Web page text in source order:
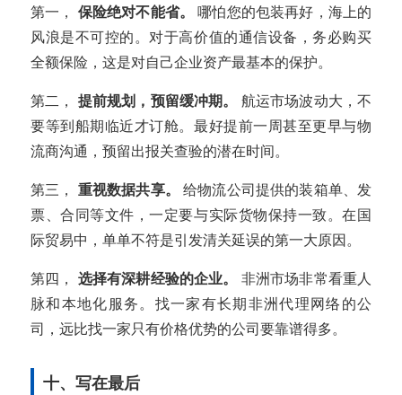
第一， 保险绝对不能省。哪怕您的包装再好，海上的
风浪是不可控的。对于高价值的通信设备，务必购买
全额保险，这是对自己企业资产最基本的保护。
第二， 提前规划，预留缓冲期。 航运市场波动大，不
要等到船期临近才订舱。最好提前一周甚至更早与物
流商沟通，预留出报关查验的潜在时间。
第三， 重视数据共享。给物流公司提供的装箱单、发
票、合同等文件，一定要与实际货物保持一致。在国
际贸易中，单单不符是引发清关延误的第一大原因。
第四， 选择有深耕经验的企业。 非洲市场非常看重人
脉和本地化服务。找一家有长期非洲代理网络的公
司，远比找一家只有价格优势的公司要靠谱得多。
十、写在最后